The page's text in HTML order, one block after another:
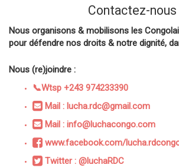
Contactez-nous
Nous organisons & mobilisons les
pour défendre nos droits & notre dignité,
Nous (re)joindre :
📞Wtsp +243 974233390
Mail : lucha.rdc@gmail.com
Mail : info@luchacongo.com
www.facebook.com/
Twitter : @luchaRDC